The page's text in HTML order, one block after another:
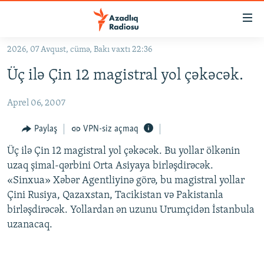
Əsas
qayıt
naviqasiyaya
Axtarışa
keç
#İZAHLA
KORRUPSIOMETR
#ƏSLINDƏ
FƏRQƏ BAX
QANUNI DOĞRU
ARAŞDIRMA
MULTIMEDIA
RADIO ARXIV
2026, 07 Avqust, cümə, Bakı vaxtı 22:36
Üç ilə Çin 12 magistral yol çəkəcək.
Aprel 06, 2007
Paylaş VPN-siz açmaq
Üç ilə Çin 12 magistral yol çəkəcək. Bu yollar ölkənin
uzaq şimal-qərbini Orta Asiyaya birləşdirəcək.
«Sinxua» Xəbər Agentliyinə görə, bu magistral yollar
Çini Rusiya, Qazaxstan, Tacikistan və Pakistanla
birləşdirəcək. Yollardan ən uzunu Urumçidən İstanbula
uzanacaq.